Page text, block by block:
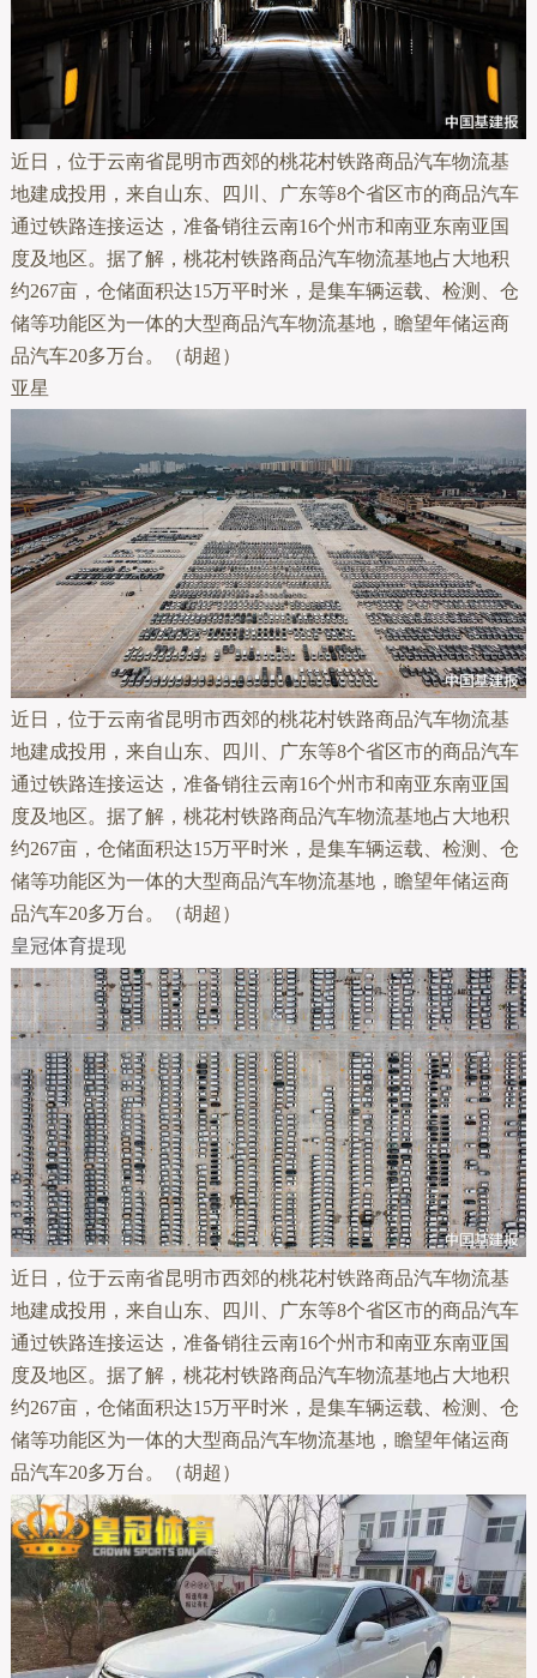
近日，位于云南省昆明市西郊的桃花村铁路商品汽车物流基
地建成投用，来自山东、四川、广东等8个省区市的商品汽车
通过铁路连接运达，准备销往云南16个州市和南亚东南亚国
度及地区。据了解，桃花村铁路商品汽车物流基地占大地积
约267亩，仓储面积达15万平时米，是集车辆运载、检测、仓
储等功能区为一体的大型商品汽车物流基地，瞻望年储运商
品汽车20多万台。（胡超）
亚星
近日，位于云南省昆明市西郊的桃花村铁路商品汽车物流基
地建成投用，来自山东、四川、广东等8个省区市的商品汽车
通过铁路连接运达，准备销往云南16个州市和南亚东南亚国
度及地区。据了解，桃花村铁路商品汽车物流基地占大地积
约267亩，仓储面积达15万平时米，是集车辆运载、检测、仓
储等功能区为一体的大型商品汽车物流基地，瞻望年储运商
品汽车20多万台。（胡超）
皇冠体育提现
近日，位于云南省昆明市西郊的桃花村铁路商品汽车物流基
地建成投用，来自山东、四川、广东等8个省区市的商品汽车
通过铁路连接运达，准备销往云南16个州市和南亚东南亚国
度及地区。据了解，桃花村铁路商品汽车物流基地占大地积
约267亩，仓储面积达15万平时米，是集车辆运载、检测、仓
储等功能区为一体的大型商品汽车物流基地，瞻望年储运商
品汽车20多万台。（胡超）